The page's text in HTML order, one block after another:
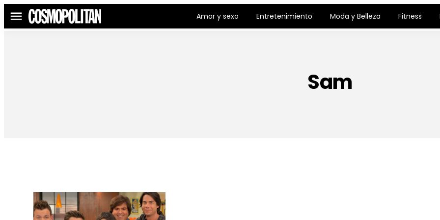
Menú Amor y sexo Entretenimiento Moda y Belleza Fitness
Sam